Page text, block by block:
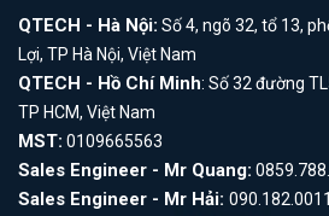
QTECH - Hà Nội: Số 4, ngõ 32, tổ 13,
Lợi, TP Hà Nội, Việt Nam
QTECH - Hồ Chí Minh: Số 32 đường
TP HCM, Việt Nam
MST: 0109665563
Sales Engineer - Mr Quang:
Sales Engineer - Mr Hải: 090.182.0011